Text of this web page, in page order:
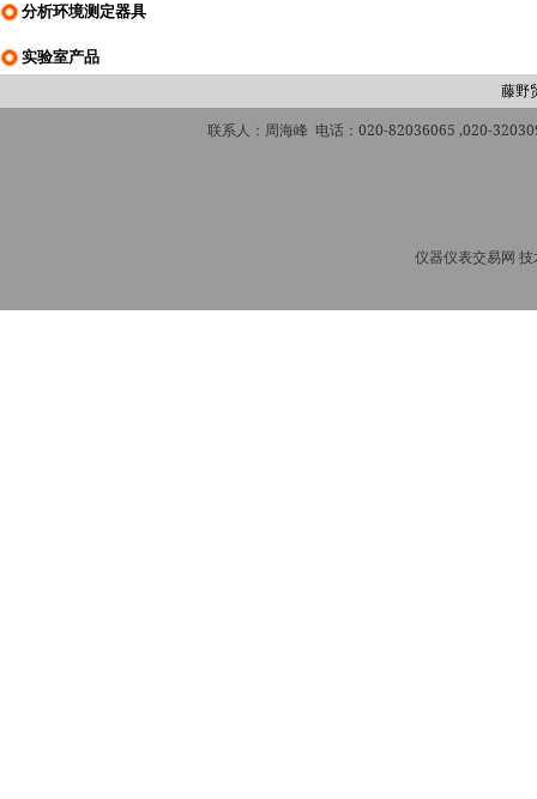
分析环境测定器具
实验室产品
藤野
联系人：周海峰 电话：020-82036065 ,020-
仪器仪表交易网